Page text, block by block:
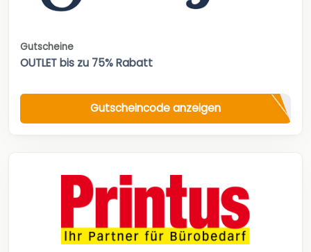
Gutscheine
OUTLET bis zu 75% Rabatt
Gutscheincode anzeigen